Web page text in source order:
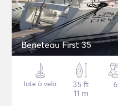
Beneteau First 35
Iate à vela
35 ft
11 m
6